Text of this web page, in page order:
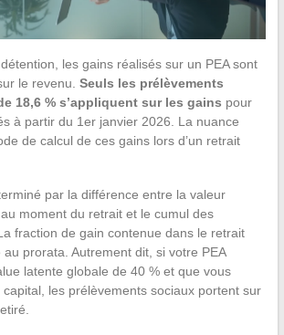
les gains réalisés sur un PEA sont
le revenu. Seuls les prélèvements
18,6 % s’appliquent sur les gains pour
à partir du 1er janvier 2026. La nuance
de calcul de ces gains lors d’un retrait
par la différence entre la valeur
moment du retrait et le cumul des
fraction de gain contenue dans le retrait
prorata. Autrement dit, si votre PEA
latente globale de 40 % et que vous
les prélèvements sociaux portent sur